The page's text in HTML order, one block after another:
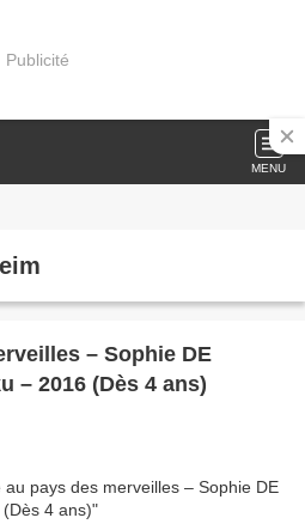
Publicité
MENU
– Sophie DE
– 2016 (Dès 4 ans)